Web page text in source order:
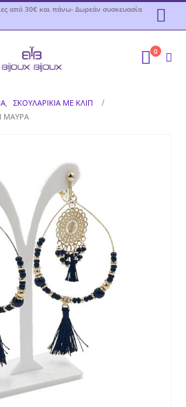
από 30€ και πάνω- Δωρεάν συσκευασία
0
,
ΣΚΟΥΛΑΡΊΚΙΑ ΜΕ ΚΛΙΠ
ΜΑΎΡΑ